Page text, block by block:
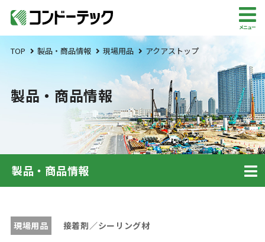
メニュー
TOP 製品・商品情報 現場用品 アクアストップ
製品・商品情報
製品・商品情報
現場用品 接着剤／シーリング材